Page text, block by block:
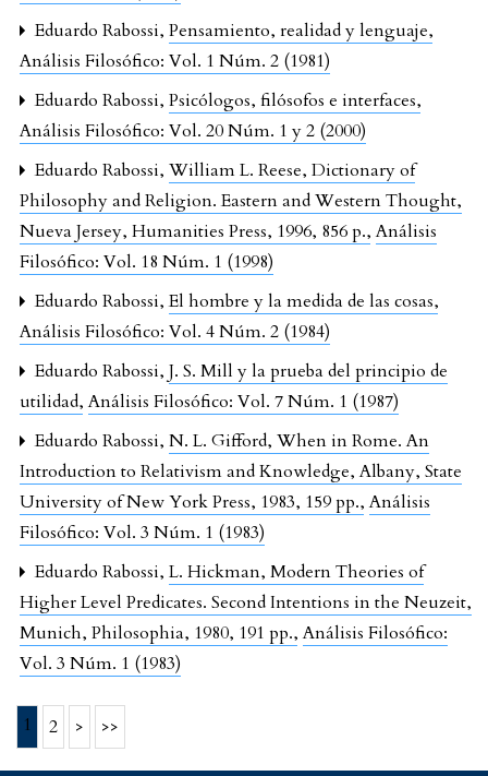
Eduardo Rabossi, Pensamiento, realidad y lenguaje,
Análisis Filosófico: Vol. 1 Núm. 2 (1981)
Eduardo Rabossi, Psicólogos, filósofos e interfaces,
Análisis Filosófico: Vol. 20 Núm. 1 y 2 (2000)
Eduardo Rabossi, William L. Reese, Dictionary of
Philosophy and Religion. Eastern and Western Thought,
Nueva Jersey, Humanities Press, 1996, 856 p.,Análisis
Filosófico: Vol. 18 Núm. 1 (1998)
Eduardo Rabossi,El hombre y la medida de las cosas,
Análisis Filosófico: Vol. 4 Núm. 2 (1984)
Eduardo Rabossi, J. S. Mill y la prueba del principio de
utilidad,Análisis Filosófico: Vol. 7 Núm. 1 (1987)
Eduardo Rabossi, N. L. Gifford, When in Rome. An
Introduction to Relativism and Knowledge, Albany, State
University of New York Press, 1983, 159 pp.,Análisis
Filosófico: Vol. 3 Núm. 1 (1983)
Eduardo Rabossi, L. Hickman, Modern Theories of
Higher Level Predicates. Second Intentions in the Neuzeit,
Munich, Philosophia, 1980, 191 pp.,Análisis Filosófico:
Vol. 3 Núm. 1 (1983)
1 2 > >>